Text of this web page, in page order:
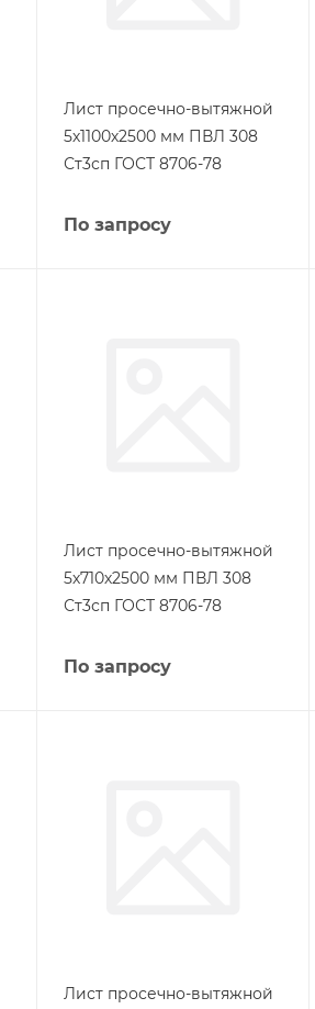
Лист просечно-вытяжной
5х1100х2500 мм ПВЛ 308
Ст3сп ГОСТ 8706-78
По запросу
Лист просечно-вытяжной
5х710х2500 мм ПВЛ 308
Ст3сп ГОСТ 8706-78
По запросу
Лист просечно-вытяжной